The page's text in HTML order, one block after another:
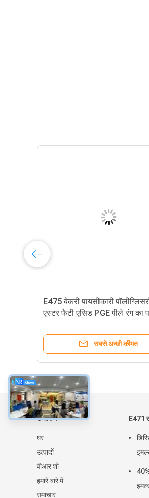
E475 बेकरी पायसीकारी
एस्टर फैटी एसिड PGE पीले रंग का
सबसे अच्छी कीमत
के बारे में
घर
उत्पादों
वीआर शो
हमारे बारे में
समाचार
E471